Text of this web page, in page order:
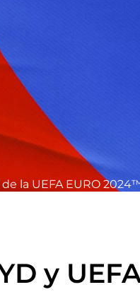
la UEFA EURO
y